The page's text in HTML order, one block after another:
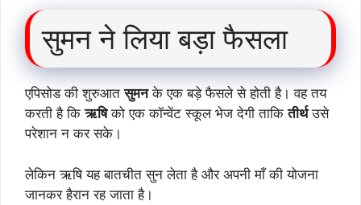
सुमन ने लिया बड़ा फैसला
एपिसोड की शुरुआतसुमनके एक बड़े फैसले से होती है। वह तय
करती है किऋषिको एक कॉन्वेंट स्कूल भेज देगी ताकितीर्थउसे
परेशान न कर सके।
लेकिन ऋषि यह बातचीत सुन लेता है और अपनी माँ की योजना
जानकर हैरान रह जाता है।